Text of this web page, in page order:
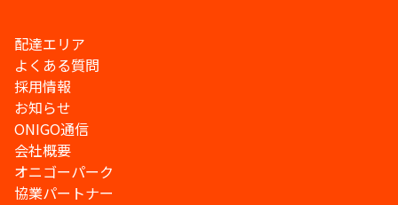
配達エリア
よくある質問
採用情報
お知らせ
ONIGO通信
会社概要
オニゴーパーク
協業パートナー